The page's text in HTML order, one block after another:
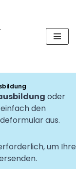
oder
den
aus.
um Ihre